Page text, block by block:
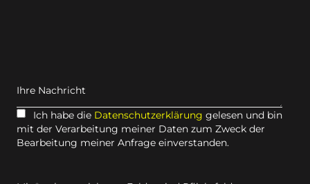
Ihre Nachricht
Ich habe die Datenschutzerklärung gelesen und bin
mit der Verarbeitung meiner Daten zum Zweck der
Bearbeitung meiner Anfrage einverstanden.